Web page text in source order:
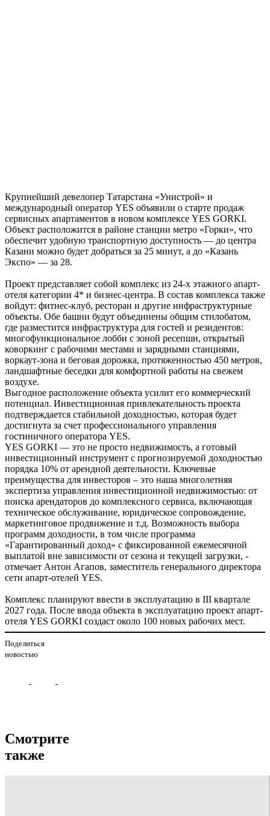
Крупнейший девелопер Татарстана «Унистрой» и
международный оператор YES объявили о старте продаж
сервисных апартаментов в новом комплексе YES GORKI.
Объект расположится в районе станции метро «Горки», что
обеспечит удобную транспортную доступность — до центра
Казани можно будет добраться за 25 минут, а до «Казань
Экспо» — за 28.
Проект представляет собой комплекс из 24-х этажного апарт-
отеля категории 4* и бизнес-центра. В состав комплекса также
войдут: фитнес-клуб, ресторан и другие инфраструктурные
объекты. Обе башни будут объединены общим стилобатом,
где разместится инфраструктура для гостей и резидентов:
многофункциональное лобби с зоной ресепшн, открытый
коворкинг с рабочими местами и зарядными станциями,
воркаут-зона и беговая дорожка, протяженностью 450 метров,
ландшафтные беседки для комфортной работы на свежем
воздухе.
Выгодное расположение объекта усилит его коммерческий
потенциал. Инвестиционная привлекательность проекта
подтверждается стабильной доходностью, которая будет
достигнута за счет профессионального управления
гостиничного оператора YES.
YES GORKI — это не просто недвижимость, а готовый
инвестиционный инструмент с прогнозируемой доходностью
порядка 10% от арендной деятельности. Ключевые
преимущества для инвесторов – это наша многолетняя
экспертиза управления инвестиционной недвижимостью: от
поиска арендаторов до комплексного сервиса, включающая
техническое обслуживание, юридическое сопровождение,
маркетинговое продвижение и т.д. Возможность выбора
программ доходности, в том числе программа
«Гарантированный доход» с фиксированной ежемесячной
выплатой вне зависимости от сезона и текущей загрузки, -
отмечает Антон Агапов, заместитель генерального директора
сети апарт-отелей YES.
Комплекс планируют ввести в эксплуатацию в III квартале
2027 года. После ввода объекта в эксплуатацию проект апарт-
отеля YES GORKI создаст около 100 новых рабочих мест.
Поделиться
новостью
Смотрите
также